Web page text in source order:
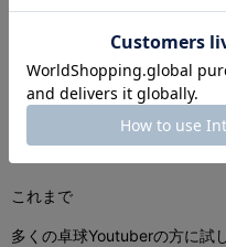
どのプレースタイルにおいても
圧倒的な性能を発揮します。
これまで
多くの卓球Youtuberの方に試